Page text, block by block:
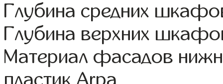
Глубина средних
Глубина верхних
Материал фасадов
пластик Arpa